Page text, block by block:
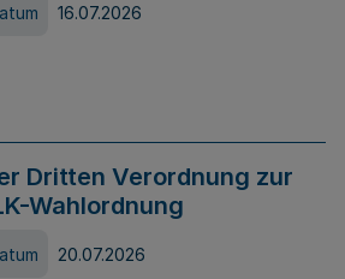
16.07.2026
Dritten Verordnung zur
Wahlordnung
20.07.2026